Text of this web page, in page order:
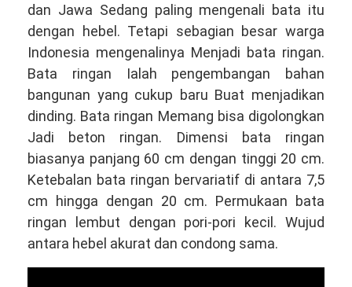
dan Jawa Sedang paling mengenali bata itu
dengan hebel. Tetapi sebagian besar warga
Indonesia mengenalinya Menjadi bata ringan.
Bata ringan Ialah pengembangan bahan
bangunan yang cukup baru Buat menjadikan
dinding. Bata ringan Memang bisa digolongkan
Jadi beton ringan. Dimensi bata ringan
biasanya panjang 60 cm dengan tinggi 20 cm.
Ketebalan bata ringan bervariatif di antara 7,5
cm hingga dengan 20 cm. Permukaan bata
ringan lembut dengan pori-pori kecil. Wujud
antara hebel akurat dan condong sama.